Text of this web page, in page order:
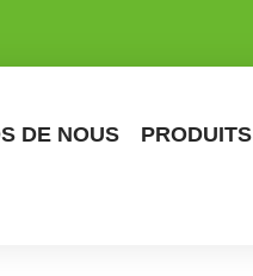
DE NOUS PRODUITS